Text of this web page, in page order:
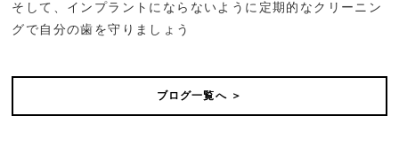
そして、インプラントにならないように定期的なクリーニン
グで自分の歯を守りましょう
ブログ一覧へ ＞